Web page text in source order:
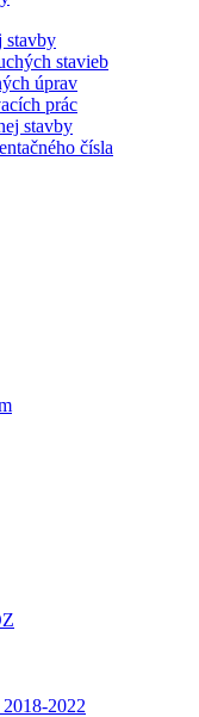
stavby
stavieb
úprav
prác
stavby
čísla
2022